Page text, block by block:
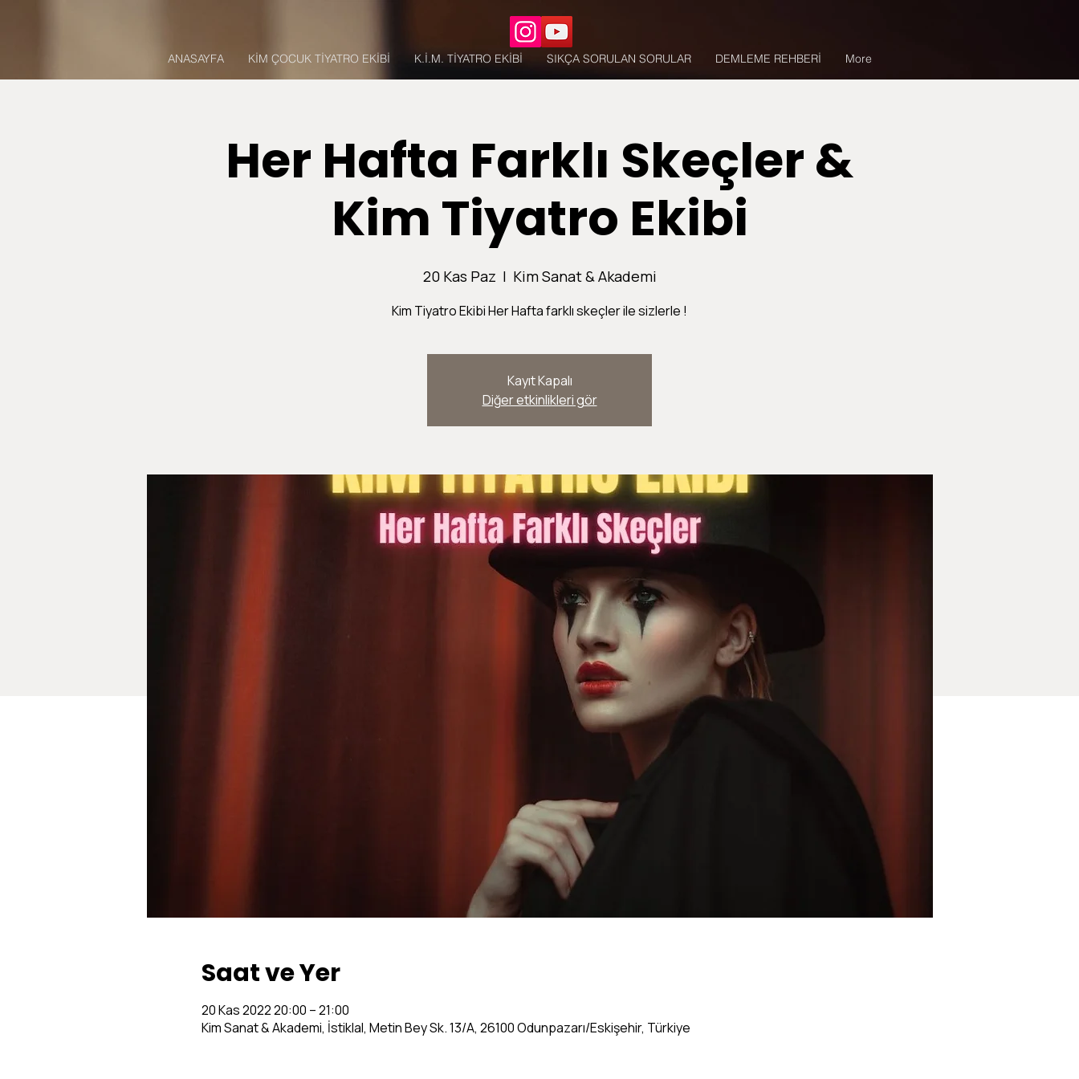
ANASAYFA KİM ÇOCUK TİYATRO EKİBİ K.İ.M. TİYATRO EKİBİ SIKÇA SORULAN SORULAR DEMLEME REHBERİ More
Her Hafta Farklı Skeçler &
Kim Tiyatro Ekibi
20 Kas Paz
  |
Kim Sanat & Akademi
Kim Tiyatro Ekibi Her Hafta farklı skeçler ile sizlerle !
Kayıt Kapalı
Diğer etkinlikleri gör
Saat ve Yer
20 Kas 2022 20:00 – 21:00
Kim Sanat & Akademi, İstiklal, Metin Bey Sk. 13/A, 26100 Odunpazarı/Eskişehir, Türkiye